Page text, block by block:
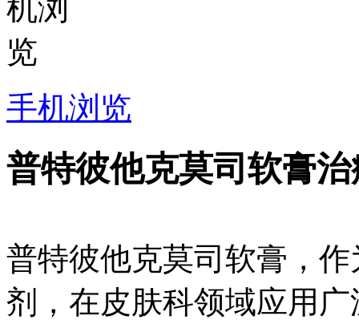
手机浏览
普特彼他克莫司软膏
普特彼他克莫司软膏，
剂，在皮肤科领域应用